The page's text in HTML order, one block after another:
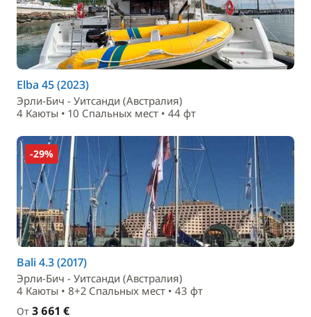
Elba 45 (2023)
Эрли-Бич - Уитсанди (Австралия)
4 Каюты • 10 Спальныx мест • 44 фт
-29%
Bali 4.3 (2017)
Эрли-Бич - Уитсанди (Австралия)
4 Каюты • 8+2 Спальныx мест • 43 фт
От 3 661 €